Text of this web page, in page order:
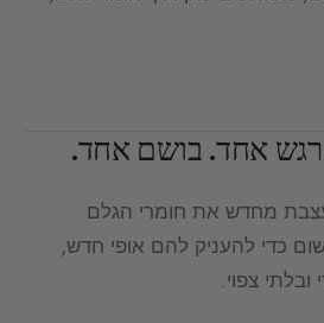
אחד. בושם אחד.
מחדש את חומרי הגלם
כדי להעניק להם אופי חדש,
ובלתי צפוי.